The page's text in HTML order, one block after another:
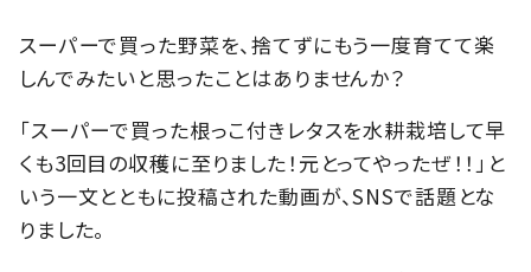
スーパーで買った野菜を、捨てずにもう一度育てて楽
しんでみたいと思ったことはありませんか？
「スーパーで買った根っこ付きレタスを水耕栽培して早
くも3回目の収穫に至りました！元とってやったぜ！！」と
いう一文とともに投稿された動画が、SNSで話題とな
りました。